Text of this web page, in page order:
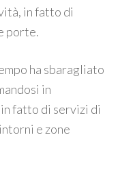
in fatto di
porte.
ha sbaragliato
in
in fatto di servizi di
e zone